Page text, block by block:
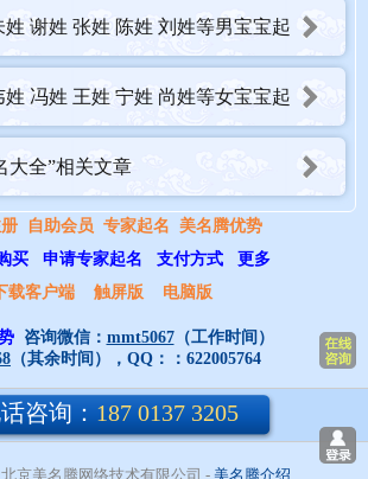
姓 谢姓 张姓 陈姓 刘姓等男宝宝起
姓 冯姓 王姓 宁姓 尚姓等女宝宝起
大全”相关文章
自助会员 专家起名 美名腾优势
买
申请专家起名 支付方式
更多
载客户端
触屏版 电脑版
咨询微信： mmt5067（工作时间）
（其余时间），QQ：： 622005764
咨询： 187 0137 3205
京美名腾网络技术有限公司 - 美名腾介绍